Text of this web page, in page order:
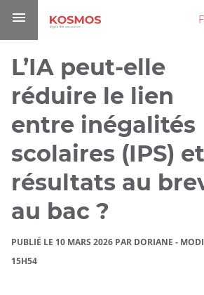
Vous
ici :
Accueil
Blog
elle
réduire le
lien entre
inégalités
L’IA peut-elle
réduire le lien
entre inégalités
scolaires (IPS) et
résultats au
au bac ?
PUBLIÉ LE 10 MARS 2026 PAR DORIANE -
15H54